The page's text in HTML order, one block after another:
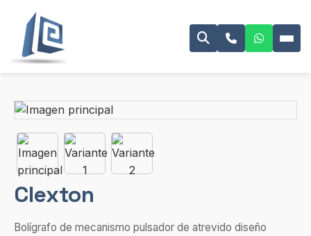
Clexton
Bolígrafo de mecanismo pulsador de atrevido diseño